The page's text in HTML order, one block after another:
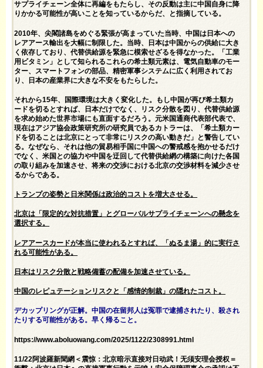
サプライチェーン全体に再編をもたらし、その反動は主に中国自身に降
りかかる可能性が高いことを知っているからだ、と指摘している。
2010年、尖閣諸島をめぐる緊張が高まっていた当時、中国は日本への
レアアース輸出を大幅に制限した。当時、日本は中国からの供給に大き
く依存しており、代替供給源を緊急に模索せざるを得なかった。「工業
用ビタミン」として知られるこれらの希土類元素は、電気自動車のモー
ター、スマートフォンの部品、精密軍事システムに広く利用されてお
り、日本の産業界に大きな不安をもたらした。
それから15年、国際環境は大きく変化した。もし中国が再び希土類カ
ードを切るとすれば、日本だけでなく、リスク分散を図り、代替供給源
を求め始めた世界市場にも直面するだろう。元米国通商代表部代表で、
現在はアジア協会政策研究所の研究員であるカトラーは、「希土類カー
ドを切ることは北京にとって非常にリスクの高い動きだ」と警告してい
る。なぜなら、それは他の貿易相手国に中国への警戒感を抱かせるだけ
でなく、米国との協力や中国を迂回して代替供給網の構築に向けた各国
の取り組みを加速させ、将来の交渉における北京の交渉材料を減少させ
るからである。
トランプの姿勢と日米関係は政治的コストを増大させる。
北京は「限定的な対抗措置」とグローバルサプライチェーンへの懸念を
選択する。
レアアースカードが本当に使われるとすれば、「ぬるま湯」的に実行さ
れる可能性がある。
日本はリスク分散と戦略備蓄の配備を加速させている。
中国のレピュテーションリスクと「感情的制裁」の隠れたコスト。
デカップリングが正解。中国の在留邦人は冤罪で逮捕されたり、殺され
たりする可能性がある。早く帰ること。
https://www.aboluowang.com/2025/1122/2308991.html
11/22阿波羅新聞網＜震惊：北京暗示直接对日动武！无须安理会授权＝